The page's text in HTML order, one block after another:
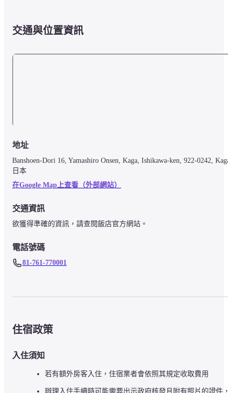
交通與位置資訊
地址
Banshoen-Dori 16, Yamashiro Onsen, Kaga, Ishikawa-ken, 922-0242,
日本
在Google Map上查看（外部網站）
交通資訊
欲獲得準確的資訊，請查閱飯店官方網站。
電話號碼
81-761-770001
住宿政策
入住須知
若有額外房客入住，住宿業者會依照其規定收取費用
辦理入住手續時可能需要出示政府核發且附有照片的證件